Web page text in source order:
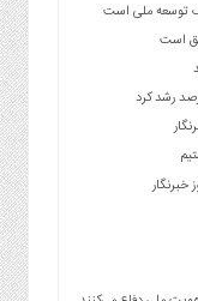
توسعه ملی است
است
خبرنگار